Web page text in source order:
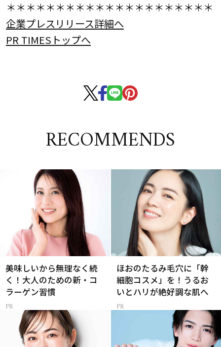
＊＊＊＊＊＊＊＊＊＊＊＊＊＊＊＊＊＊＊＊＊
企業プレスリリース詳細へ
PR TIMESトップへ
RECOMMENDS
美味しいから無理なく続
く！大人のための新・コ
ラーゲン習慣
ほおのたるみ毛穴に「幹
細胞コスメ」を！うるお
いとハリが絶好調な肌へ